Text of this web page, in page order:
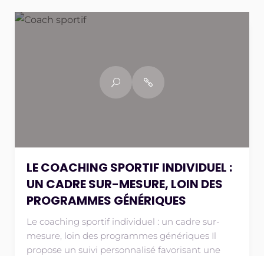
LE COACHING SPORTIF INDIVIDUEL :
UN CADRE SUR-MESURE, LOIN DES
PROGRAMMES GÉNÉRIQUES
Le coaching sportif individuel : un cadre sur-
mesure, loin des programmes génériques Il
propose un suivi personnalisé favorisant une